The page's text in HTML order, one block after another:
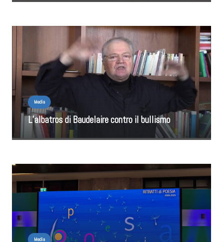
Media
L’albatros di Baudelaire contro il bullismo
Media